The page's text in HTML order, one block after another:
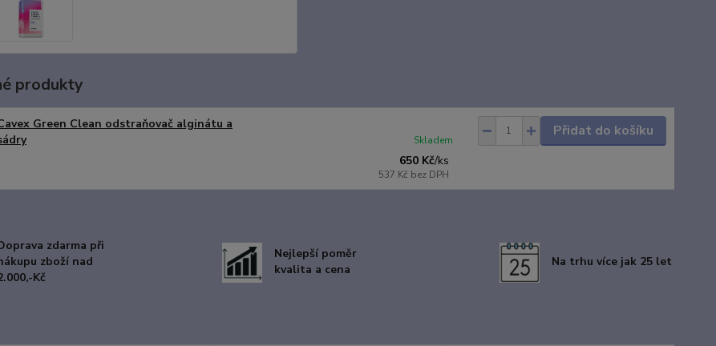
produkty
Green Clean odstraňovač alginátu a
650 Kč/ks
537 Kč bez DPH
Skladem
Přidat do košíku
zdarma při
zboží nad
Kč
Nejlepší poměr
kvalita a cena
Na trhu více jak 25 let